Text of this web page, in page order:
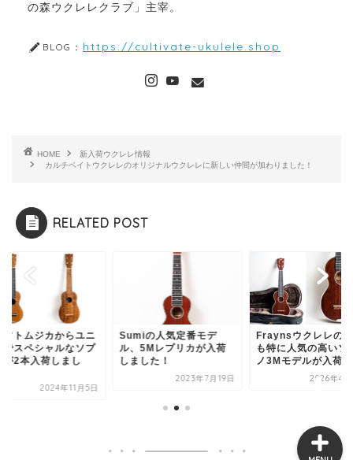
の森ウクレレクラブ」主宰。
BLOG： https://cultivate-ukulele.shop
HOME
新入荷ウクレレ情報
カルチベイトウクレレのオリジナルウクレレに新しい仲間が加わりました！
RELATED POST
フトムジカからユニ
でスペシャルなソプ
が2本入荷しまし
2024年11月5日
Sumiの人気定番モデ
ル、5Mレプリカが入荷
しました！
2023年7月19日
Fraynsウクレレの
も特に人気の高いソ
ノ3Mモデルが入荷...
2026年4
ウクレレの選び方
豆知識・お役立ち情報
新入荷ウクレレ情報